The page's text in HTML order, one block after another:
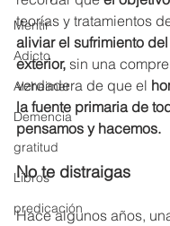
Mentir
Adicto
Alzheimer
Demencia
gratitud
Libros
predicación
teorías y tratamientos
aliviar el sufrimiento
exterior, sin una
verdadera de que el
la fuente primaria de
pensamos y hacemos.
No te distraigas
Hace algunos años,